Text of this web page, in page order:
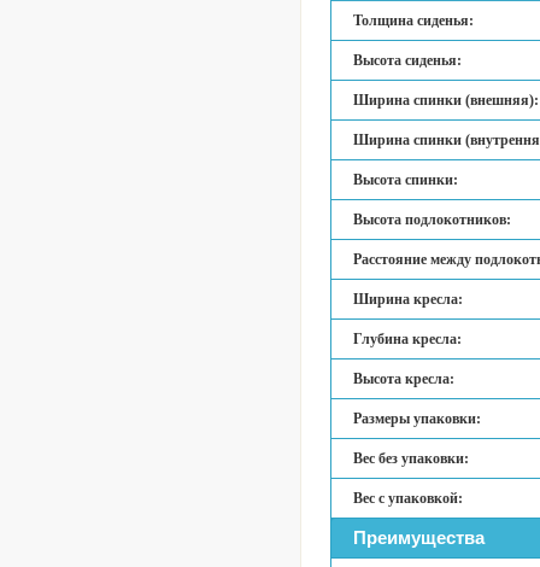
Толщина сиденья:
Высота сиденья:
Ширина спинки (внешняя):
Ширина спинки
Высота спинки:
Высота подлокотников:
Расстояние между
Ширина кресла:
Глубина кресла:
Высота кресла:
Размеры упаковки:
Вес без упаковки:
Вес с упаковкой:
Преимущества